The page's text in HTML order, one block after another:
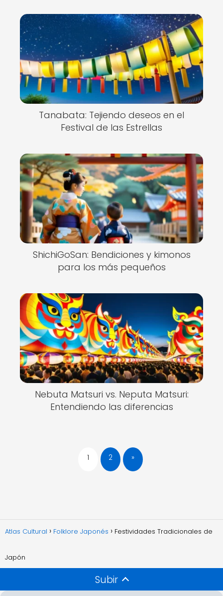
Tanabata: Tejiendo deseos en el
Festival de las Estrellas
ShichiGoSan: Bendiciones y kimonos
para los más pequeños
Nebuta Matsuri vs. Neputa Matsuri:
Entendiendo las diferencias
1 2 »
Atlas Cultural Folklore Japonés Festividades Tradicionales de
Japón
Subir